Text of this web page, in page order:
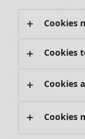
Promos SOLDES
Nouvel arrivage
Cookies
Cookies
Cookies
Cookies